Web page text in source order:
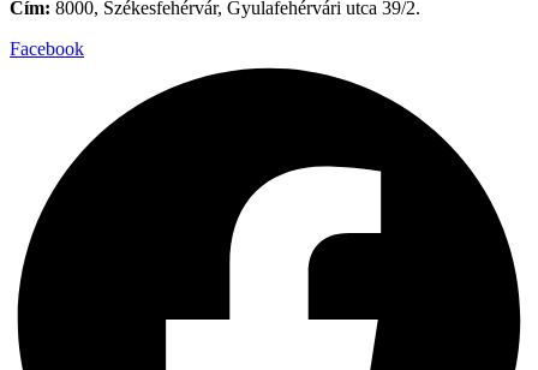
Cím: 8000, Székesfehérvár, Gyulafehérvári utca 39/2.
Facebook